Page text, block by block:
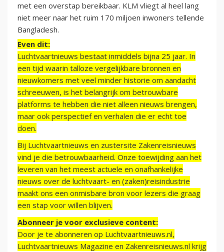
met een overstap bereikbaar. KLM vliegt al heel lang
niet meer naar het ruim 170 miljoen inwoners tellende
Bangladesh.
Even dit:
Luchtvaartnieuws bestaat inmiddels bijna 25 jaar. In
een tijd waarin talloze vergelijkbare bronnen en
nieuwkomers met veel minder historie om aandacht
schreeuwen, is het belangrijk om betrouwbare
platforms te hebben die niet alleen nieuws brengen,
maar ook perspectief en verhalen die er echt toe
doen.
Bij Luchtvaartnieuws en zustersite Zakenreisnieuws
vind je die betrouwbaarheid. Onze toewijding aan het
leveren van het meest actuele en onafhankelijke
nieuws over de luchtvaart- en (zaken)reisindustrie
maakt ons een onmisbare bron voor lezers die graag
een stap voor willen blijven.
Abonneer je voor exclusieve content:
Door je te abonneren op Luchtvaartnieuws.nl,
Luchtvaartnieuws Magazine en Zakenreisnieuws.nl krijg